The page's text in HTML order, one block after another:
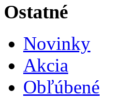
Ostatné
Novinky
Akcia
Obľúbené